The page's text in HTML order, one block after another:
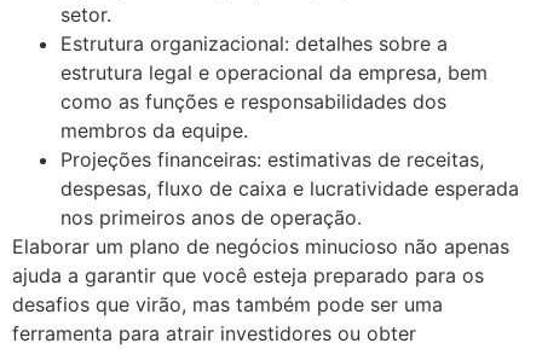
setor.
Estrutura organizacional: detalhes sobre a
estrutura legal e operacional da empresa, bem
como as funções e responsabilidades dos
membros da equipe.
Projeções financeiras: estimativas de receitas,
despesas, fluxo de caixa e lucratividade esperada
nos primeiros anos de operação.
Elaborar um plano de negócios minucioso não apenas
ajuda a garantir que você esteja preparado para os
desafios que virão, mas também pode ser uma
ferramenta para atrair investidores ou obter